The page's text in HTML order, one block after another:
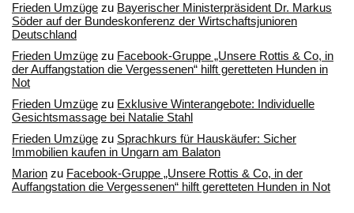
Frieden Umzüge zu Bayerischer Ministerpräsident Dr. Markus
Söder auf der Bundeskonferenz der Wirtschaftsjunioren
Deutschland
Frieden Umzüge zu Facebook-Gruppe „Unsere Rottis & Co, in
der Auffangstation die Vergessenen“ hilft geretteten Hunden in
Not
Frieden Umzüge zu Exklusive Winterangebote: Individuelle
Gesichtsmassage bei Natalie Stahl
Frieden Umzüge zu Sprachkurs für Hauskäufer: Sicher
Immobilien kaufen in Ungarn am Balaton
Marion zu Facebook-Gruppe „Unsere Rottis & Co, in der
Auffangstation die Vergessenen“ hilft geretteten Hunden in Not